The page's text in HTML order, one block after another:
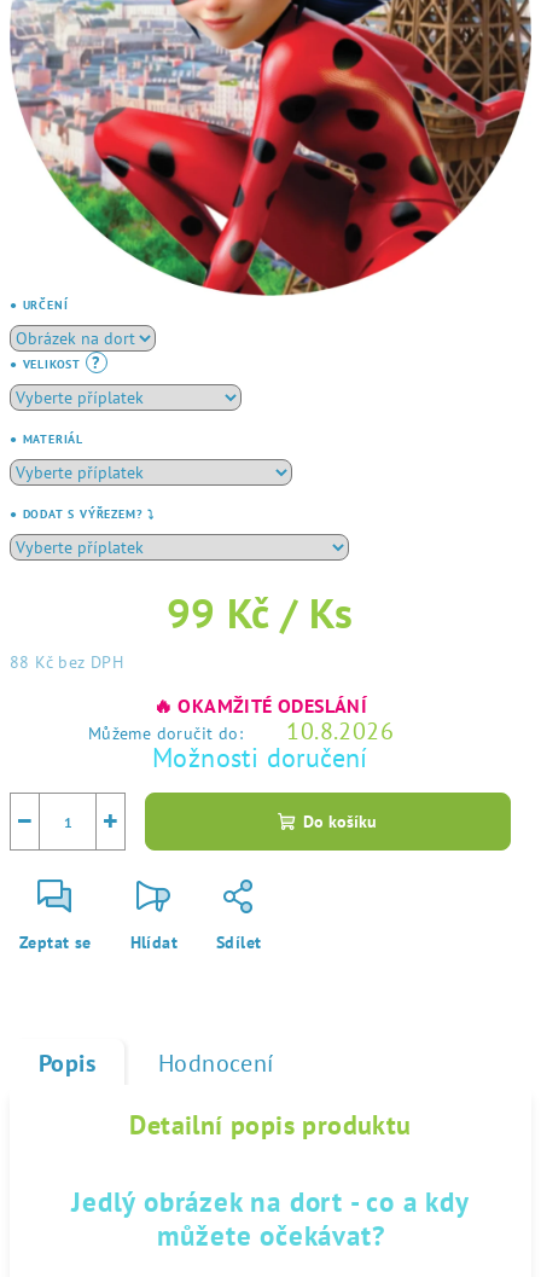
● URČENÍ
● VELIKOST ?
● MATERIÁL
● DODAT S VÝŘEZEM? ⤵️
99 Kč / Ks
88 Kč bez DPH
🔥 OKAMŽITÉ ODESLÁNÍ
Můžeme doručit do: 10.8.2026
Možnosti doručení
+
− Do košíku
Zeptat se Hlídat Sdílet
Popis Hodnocení
Detailní popis produktu
Jedlý obrázek na dort - co a kdy
můžete očekávat?